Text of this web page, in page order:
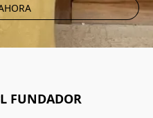
FUNDADOR